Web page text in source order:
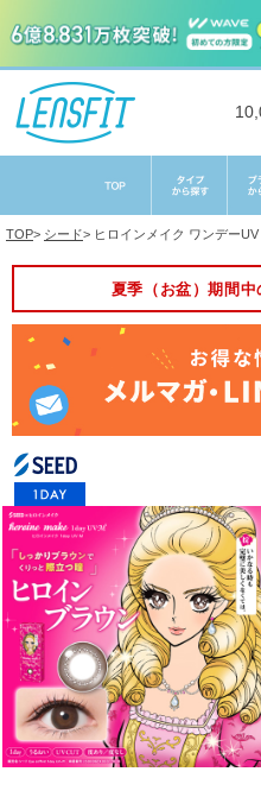
TOP> シード> ヒロインメイク ワンデー
夏季（お盆）期間